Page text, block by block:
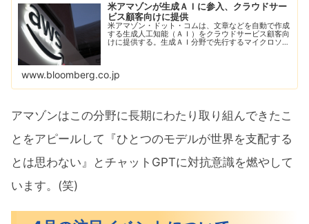
米アマゾンが生成ＡＩに参入、クラウドサー
ビス顧客向けに提供
米アマゾン・ドット・コムは、文章などを自動で作成
する生成人工知能（ＡＩ）をクラウドサービス顧客向
けに提供する。生成ＡＩ分野で先行するマイクロソフ
www.bloomberg.co.jp
アマゾンはこの分野に長期にわたり取り組んできたこ
とをアピールして『ひとつのモデルが世界を支配する
とは思わない』とチャットGPTに対抗意識を燃やして
います。(笑)